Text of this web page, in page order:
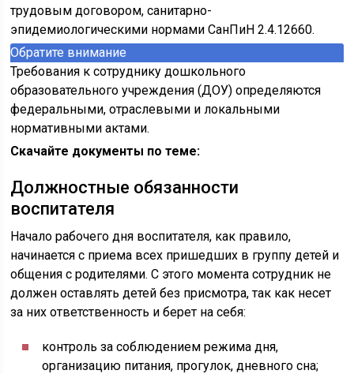
трудовым договором, санитарно-
эпидемиологическими нормами СанПиН 2.4.12660.
Обратите внимание
Требования к сотруднику дошкольного
образовательного учреждения (ДОУ) определяются
федеральными, отраслевыми и локальными
нормативными актами.
Скачайте документы по теме:
Должностные обязанности
воспитателя
Начало рабочего дня воспитателя, как правило,
начинается с приема всех пришедших в группу детей и
общения с родителями. С этого момента сотрудник не
должен оставлять детей без присмотра, так как несет
за них ответственность и берет на себя:
контроль за соблюдением режима дня,
организацию питания, прогулок, дневного сна;